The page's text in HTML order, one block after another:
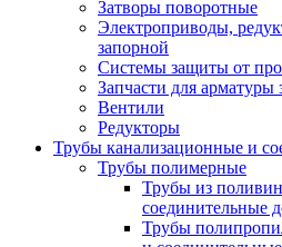
Затворы поворотные
Электроприводы,
запорной
Системы защиты от
Запчасти для арматуры
Вентили
Редукторы
Трубы канализационные и
Трубы полимерные
Трубы из
соединительные
Трубы